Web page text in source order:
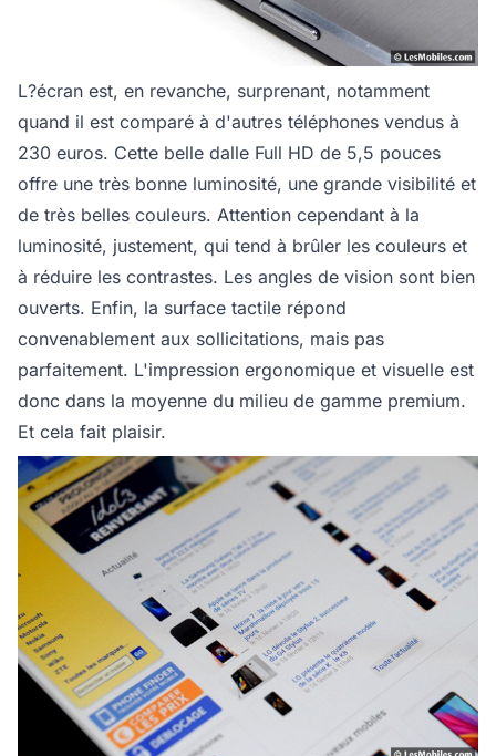
L?écran est, en revanche, surprenant, notamment
quand il est comparé à d'autres téléphones vendus à
230 euros. Cette belle dalle Full HD de 5,5 pouces
offre une très bonne luminosité, une grande visibilité et
de très belles couleurs. Attention cependant à la
luminosité, justement, qui tend à brûler les couleurs et
à réduire les contrastes. Les angles de vision sont bien
ouverts. Enfin, la surface tactile répond
convenablement aux sollicitations, mais pas
parfaitement. L'impression ergonomique et visuelle est
donc dans la moyenne du milieu de gamme premium.
Et cela fait plaisir.